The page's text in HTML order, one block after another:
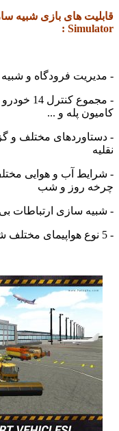
فرودگاه و شبیه
- مجموع کنترل
پله و ...
مختلف و گزینه
آب و هوایی مختلف
روز و شب
سازی ارتباطات بی سیم